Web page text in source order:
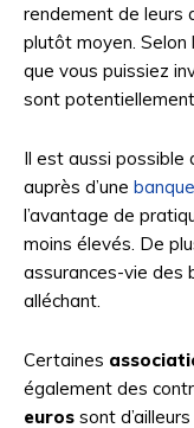
rendement de leurs
plutôt moyen. Selon
que vous puissiez
sont
Il est aussi possible
auprès d’une
l’avantage de
moins élevés. De
assurances-vie des
alléchant.
Certaines
également des
euros sont